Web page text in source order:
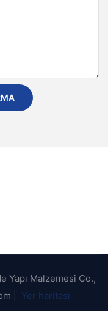
Yapı Malzemesi Co.,
|
Yer haritası